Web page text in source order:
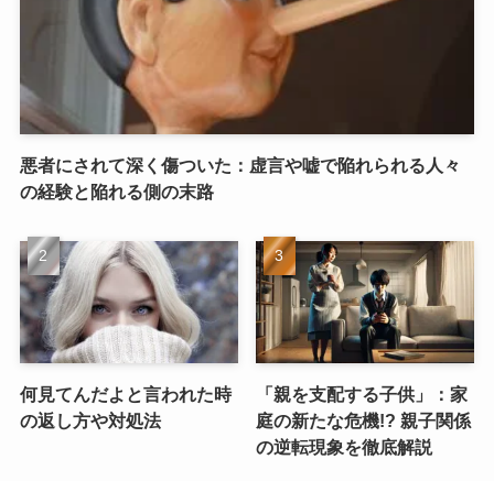
悪者にされて深く傷ついた：虚言や嘘で陥れられる人々
の経験と陥れる側の末路
何見てんだよと言われた時
の返し方や対処法
「親を支配する子供」：家
庭の新たな危機!? 親子関係
の逆転現象を徹底解説